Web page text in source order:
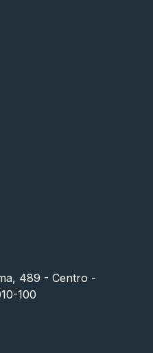
489 - Centro -
100